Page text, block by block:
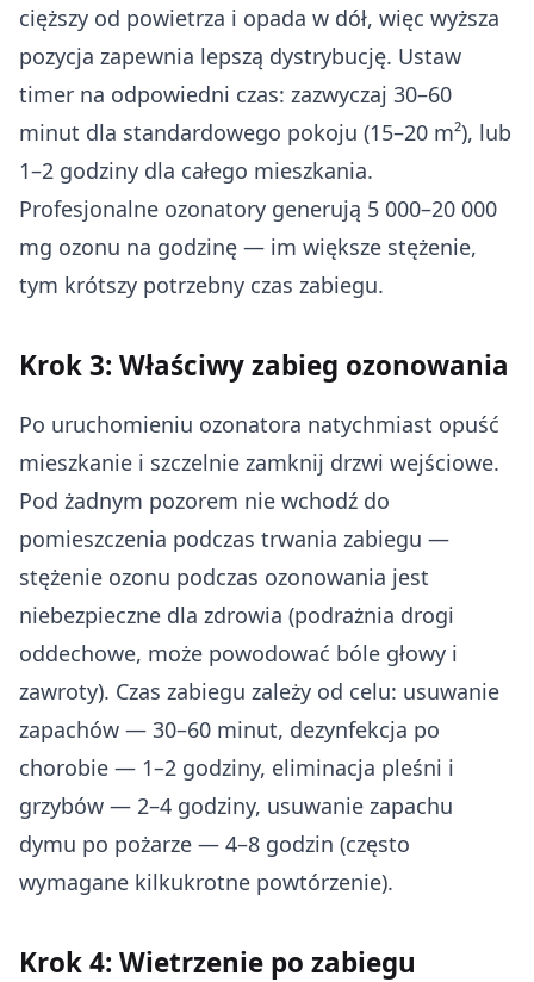
cięższy od powietrza i opada w dół, więc wyższa
pozycja zapewnia lepszą dystrybucję. Ustaw
timer na odpowiedni czas: zazwyczaj 30–60
minut dla standardowego pokoju (15–20 m²), lub
1–2 godziny dla całego mieszkania.
Profesjonalne ozonatory generują 5 000–20 000
mg ozonu na godzinę — im większe stężenie,
tym krótszy potrzebny czas zabiegu.
Krok 3: Właściwy zabieg ozonowania
Po uruchomieniu ozonatora natychmiast opuść
mieszkanie i szczelnie zamknij drzwi wejściowe.
Pod żadnym pozorem nie wchodź do
pomieszczenia podczas trwania zabiegu —
stężenie ozonu podczas ozonowania jest
niebezpieczne dla zdrowia (podrażnia drogi
oddechowe, może powodować bóle głowy i
zawroty). Czas zabiegu zależy od celu: usuwanie
zapachów — 30–60 minut, dezynfekcja po
chorobie — 1–2 godziny, eliminacja pleśni i
grzybów — 2–4 godziny, usuwanie zapachu
dymu po pożarze — 4–8 godzin (często
wymagane kilkukrotne powtórzenie).
Krok 4: Wietrzenie po zabiegu